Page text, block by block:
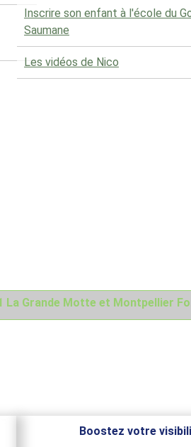
Inscrire son enfant à l'école du
Saumane
Les vidéos de Nico
La Grande Motte et Montpellier
Boostez votre